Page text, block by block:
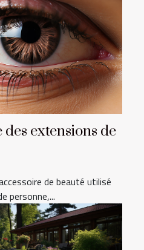
extensions de
de beauté utilisé
personne,...